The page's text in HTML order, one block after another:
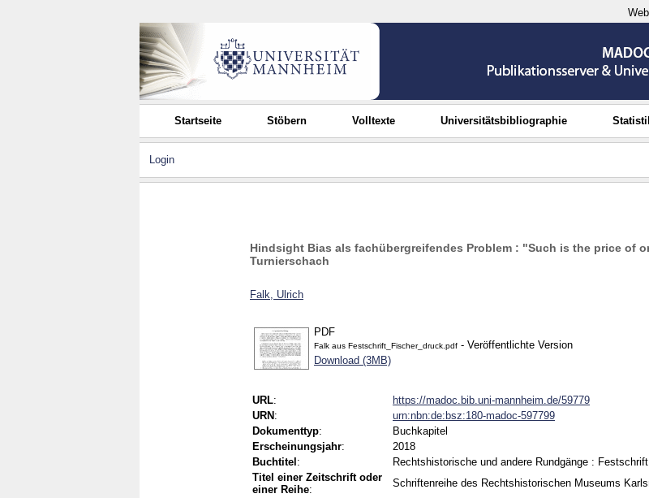
Startseite Stöbern Volltexte Universitätsbibliographie
Login
Hindsight Bias als fachübergreifendes Problem : "Such is the price of
Turnierschach
Falk, Ulrich
PDF
Falk aus Festschrift_Fischer_druck.pdf - Veröffentlichte Version
Download (3MB)
URL:
https://madoc.bib.uni-mannheim.de/59779
URN :
urn:nbn:de:bsz:180-madoc-597799
Dokumenttyp:
Buchkapitel
Erscheinungsjahr:
2018
Buchtitel :
Rechtshistorische und andere Rundgänge :
Titel einer Zeitschrift oder
einer Reihe:
Schriftenreihe des Rechtshistorischen Museums